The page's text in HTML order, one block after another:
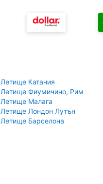
Летище Катания
Летище Фиумичино, Рим
Летище Малага
Летище Лондон Лутън
Летище Барселона